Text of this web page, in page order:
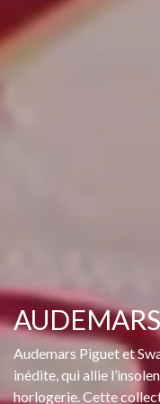
Audemars Piguet et
inédite, qui allie
horlogerie. Cette